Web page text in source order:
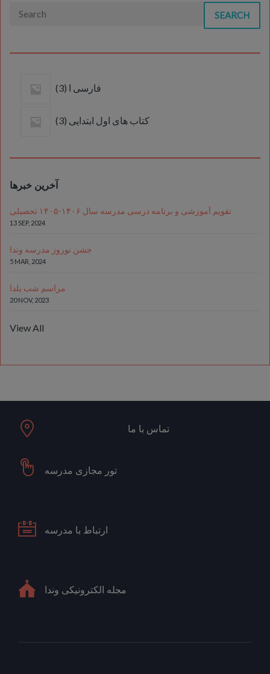
SEARCH
فارسی ا 3
products
کتاب های اول ابتدایی 3
products
آخرین خبرها
تقویم آموزشی و برنامه درسی مدرسه سال ۱۴۰۶-۱۴۰۵ تحصیلی
13 SEP, 2024
جشن نوروز مدرسه وندا
5 MAR, 2024
مراسم شب یلدا
20 NOV, 2023
View All
تماس با ما
تور مجازی مدرسه
ارتباط با مدرسه
مجله الکترونیکی وندا